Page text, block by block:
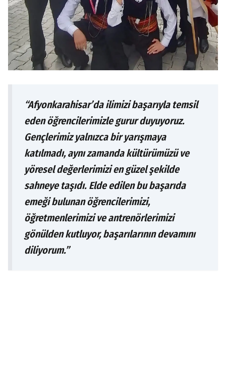
“Afyonkarahisar’da ilimizi başarıyla temsil
eden öğrencilerimizle gurur duyuyoruz.
Gençlerimiz yalnızca bir yarışmaya
katılmadı, aynı zamanda kültürümüzü ve
yöresel değerlerimizi en güzel şekilde
sahneye taşıdı. Elde edilen bu başarıda
emeği bulunan öğrencilerimizi,
öğretmenlerimizi ve antrenörlerimizi
gönülden kutluyor, başarılarının devamını
diliyorum.”